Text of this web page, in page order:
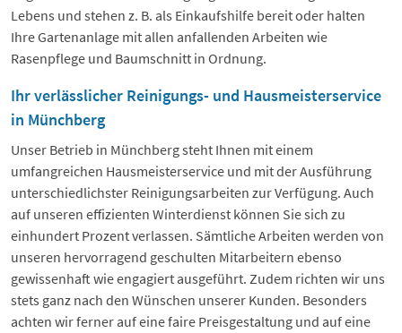
Lebens und stehen z. B. als Einkaufshilfe bereit oder halten
Ihre Gartenanlage mit allen anfallenden Arbeiten wie
Rasenpflege und Baumschnitt in Ordnung.
Ihr verlässlicher Reinigungs- und Hausmeisterservice
in Münchberg
Unser Betrieb in Münchberg steht Ihnen mit einem
umfangreichen Hausmeisterservice und mit der Ausführung
unterschiedlichster Reinigungsarbeiten zur Verfügung. Auch
auf unseren effizienten Winterdienst können Sie sich zu
einhundert Prozent verlassen. Sämtliche Arbeiten werden von
unseren hervorragend geschulten Mitarbeitern ebenso
gewissenhaft wie engagiert ausgeführt. Zudem richten wir uns
stets ganz nach den Wünschen unserer Kunden. Besonders
achten wir ferner auf eine faire Preisgestaltung und auf eine